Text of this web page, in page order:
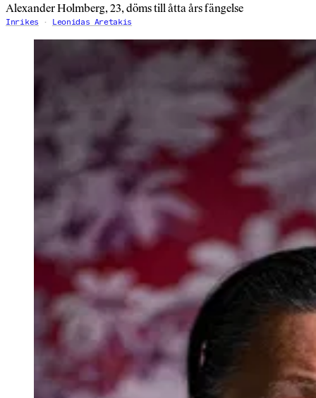
Alexander Holmberg, 23, döms till åtta års fängelse
Inrikes Leonidas Aretakis